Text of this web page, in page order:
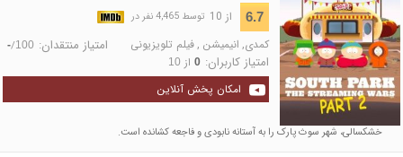
6.7 از 10 توسط 4,465 نفر در
کمدی, انیمیشن ,فیلم تلویزیونی امتیاز منتقدان: -/100
امتیاز کاربران: 0از 10
امکان پخش آنلاین
خشکسالی، شهر سوث پارک را به آستانه نابودی و فاجعه کشانده است.